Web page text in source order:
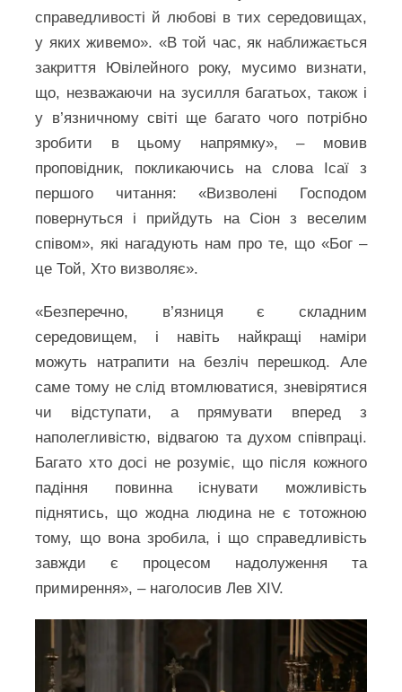
справедливості й любові в тих середовищах,
у яких живемо». «В той час, як наближається
закриття Ювілейного року, мусимо визнати,
що, незважаючи на зусилля багатьох, також і
у в’язничному світі ще багато чого потрібно
зробити в цьому напрямку», – мовив
проповідник, покликаючись на слова Ісаї з
першого читання: «Визволені Господом
повернуться і прийдуть на Сіон з веселим
співом», які нагадують нам про те, що «Бог –
це Той, Хто визволяє».
«Безперечно, в’язниця є складним
середовищем, і навіть найкращі наміри
можуть натрапити на безліч перешкод. Але
саме тому не слід втомлюватися, зневірятися
чи відступати, а прямувати вперед з
наполегливістю, відвагою та духом співпраці.
Багато хто досі не розуміє, що після кожного
падіння повинна існувати можливість
піднятись, що жодна людина не є тотожною
тому, що вона зробила, і що справедливість
завжди є процесом надолуження та
примирення», – наголосив Лев XIV.